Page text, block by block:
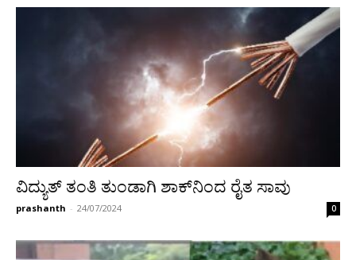
ವಿದ್ಯುತ್ ತಂತಿ ತುಂಡಾಗಿ ಶಾಕ್‌ನಿಂದ ರೈತ ಸಾವು
prashanth - 24/07/2024 0